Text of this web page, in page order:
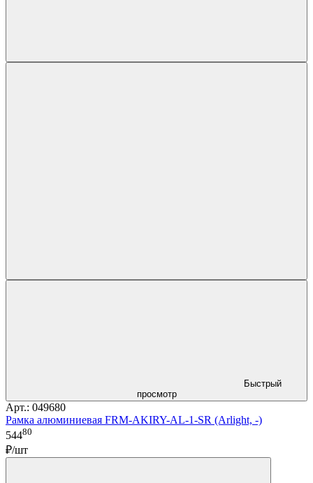
Быстрый
просмотр
Арт.: 049680
Рамка алюминиевая FRM-AKIRY-AL-1-SR (Arlight, -)
54480
₽/шт